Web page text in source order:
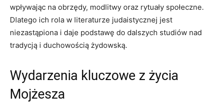
wpływając na obrzędy, modlitwy oraz rytuały⁣ społeczne.
Dlatego ich rola w​ literaturze judaistycznej jest
niezastąpiona‍ i daje podstawę do dalszych studiów nad
tradycją i duchowością żydowską.
Wydarzenia ​kluczowe z życia
Mojżesza